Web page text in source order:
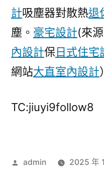
計吸塵器對散熱退
塵。 豪宅設計(來
內設計保日式住宅
網站大直室內設計）
TC:jiuyi9follow8
作
admin 2025 年